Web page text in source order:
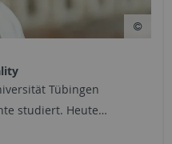
Tübingen
studiert. Heute…